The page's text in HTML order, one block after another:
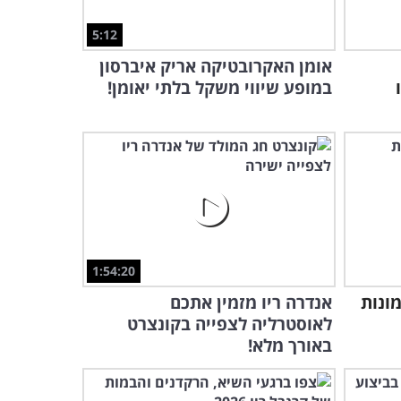
2:19
ציור מדהים במשיכת מכחול
אחת בלבד!
מדהים מה שאפשר לעשות
2:31
השילוב המדהים של ריקוד
ויוגה
מדוע אסור לגברים להיכנס
למטבח - מצחיק!
5:12
אומן האקרובטיקה אריק איברסון
במופע שיווי משקל בלתי יאומן!
1:54:20
אנדרה ריו מזמין אתכם
לאוסטרליה לצפייה בקונצרט
באורך מלא!